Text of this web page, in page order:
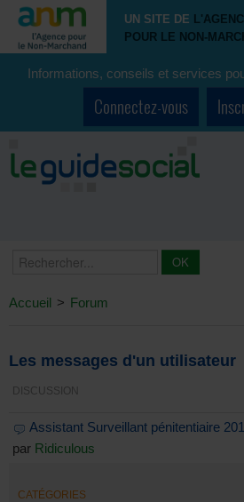
UN SITE DE
POUR LE NON-
Informations, conseils et services
Connectez-vous
Accueil > Forum
Les messages d'un utilisateur
DISCUSSION
Assistant Surveillant pénitentiaire
par Ridiculous
CATÉGORIES